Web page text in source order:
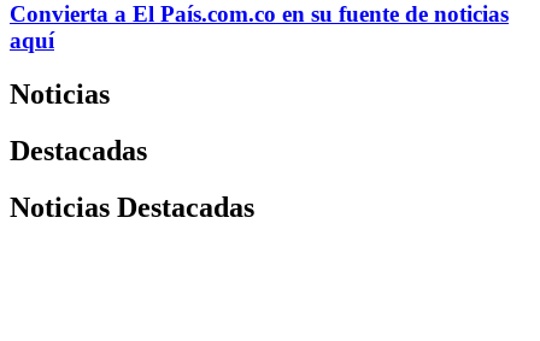
Convierta a El País.com.co en su fuente de noticias
aquí
Noticias
Destacadas
Noticias Destacadas